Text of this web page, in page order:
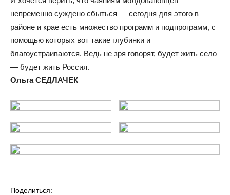
непременно суждено сбыться — сегодня для этого в
районе и крае есть множество программ и подпрограмм, с
помощью которых вот такие глубинки и
благоустраиваются. Ведь не зря говорят, будет жить село
— будет жить Россия.
Ольга СЕДЛАЧЕК
Поделиться: